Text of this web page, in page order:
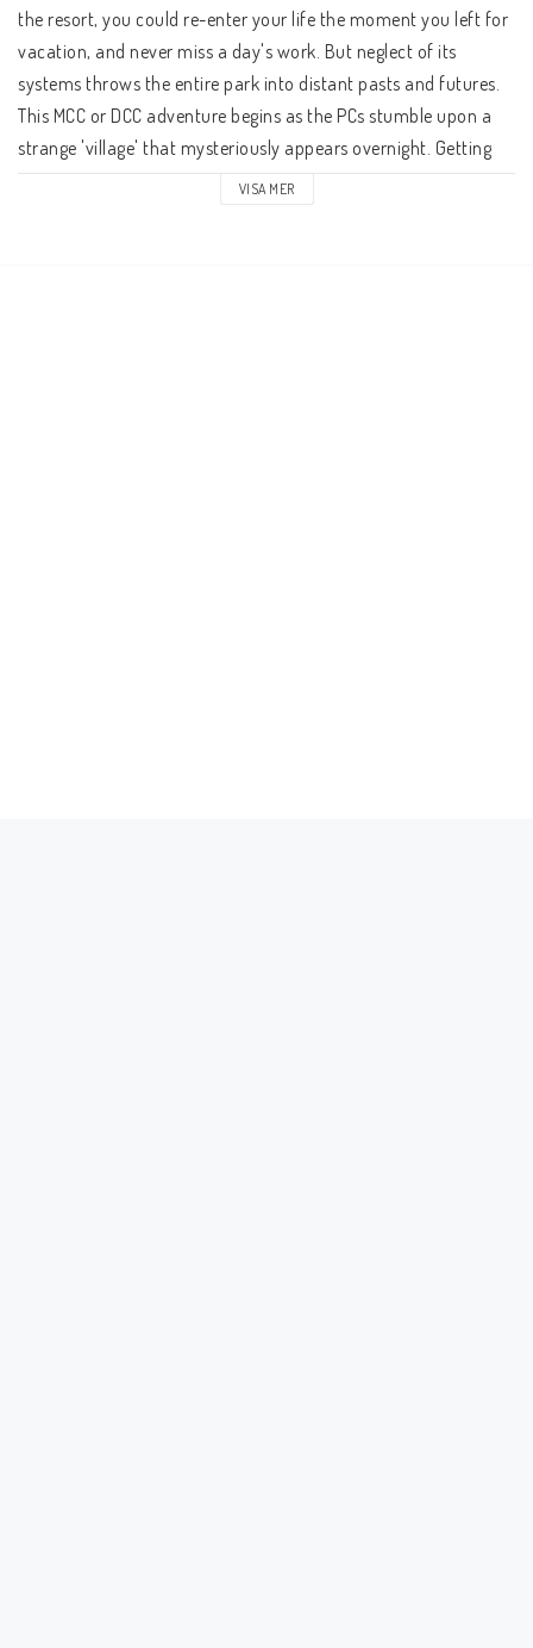
the resort, you could re-enter your life the moment you left for
vacation, and never miss a day's work. But neglect of its
systems throws the entire park into distant pasts and futures.
This MCC or DCC adventure begins as the PCs stumble upon a
strange 'village' that mysteriously appears overnight. Getting
into Eastwood is simple, but surviving its madness and
VISA MER